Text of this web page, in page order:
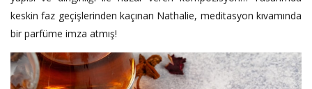
keskin faz geçişlerinden kaçınan Nathalie, meditasyon kıvamında
bir parfüme imza atmış!